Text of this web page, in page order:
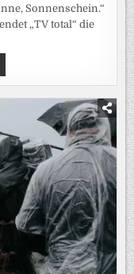
Sonnenschein.“
„TV total“ die